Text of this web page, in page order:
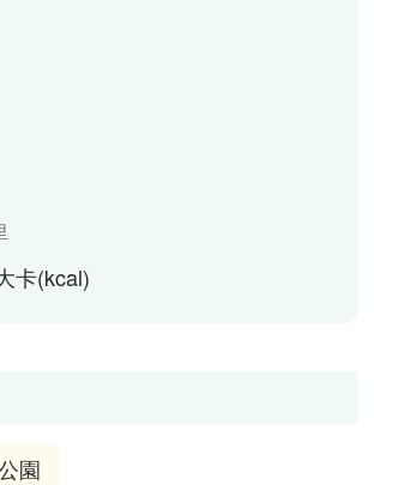
卡(kcal)
園